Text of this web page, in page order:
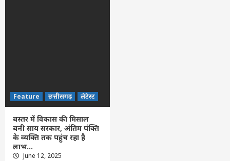
Feature छत्तीसगढ़ लेटेस्ट
बस्तर में विकास की मिसाल
बनी साय सरकार, अंतिम पंक्ति
के व्यक्ति तक पहुंच रहा है
लाभ…
June 12, 2025